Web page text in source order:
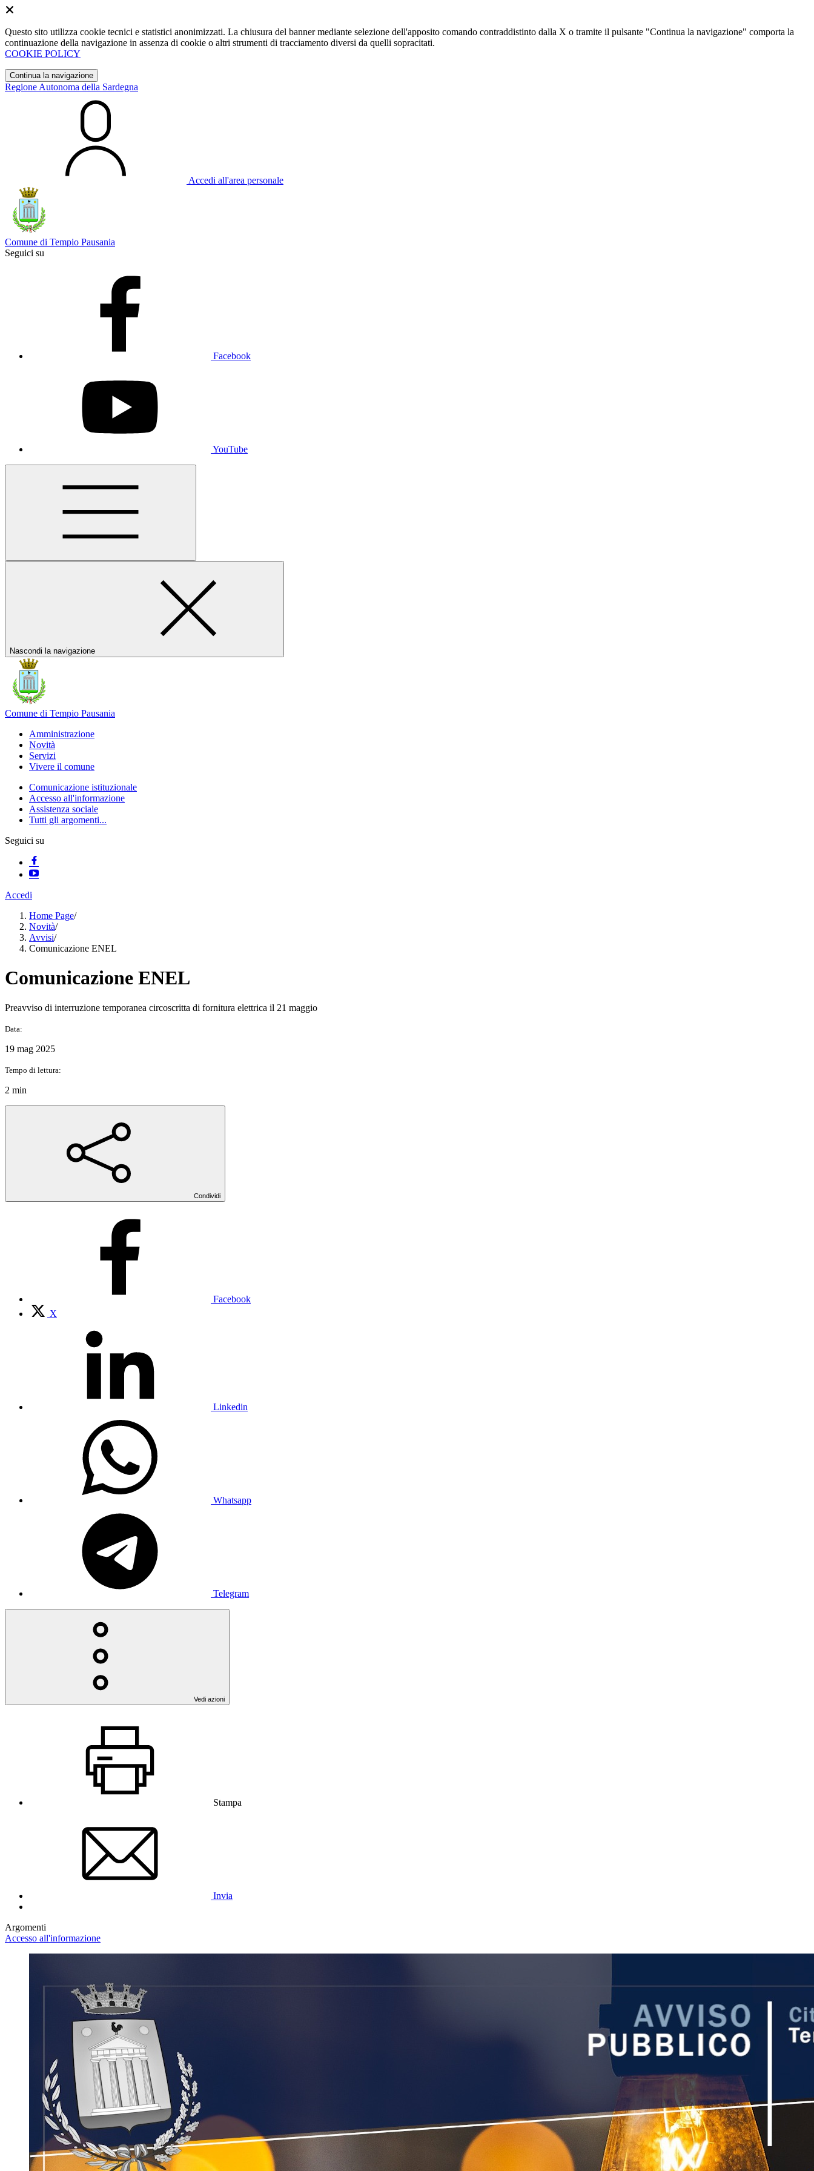
Questo sito utilizza cookie tecnici e statistici anonimizzati. La chiusura del banner mediante selezione dell'apposito comando contraddistinto dalla X o tramite il pulsante "Continua la navigazione" comporta la
continuazione della navigazione in assenza di cookie o altri strumenti di tracciamento diversi da quelli sopracitati.
COOKIE POLICY
Continua la navigazione
Regione Autonoma della Sardegna
Accedi all'area personale
Comune di Tempio Pausania
Seguici su
Facebook
YouTube
Nascondi la navigazione
Comune di Tempio Pausania
Amministrazione
Novità
Servizi
Vivere il comune
Comunicazione istituzionale
Accesso all'informazione
Assistenza sociale
Tutti gli argomenti...
Seguici su
Accedi
Home Page/
Novità/
Avvisi/
Comunicazione ENEL
Comunicazione ENEL
Preavviso di interruzione temporanea circoscritta di fornitura elettrica il 21 maggio
Data:
19 mag 2025
Tempo di lettura:
2 min
Condividi
Facebook
X
Linkedin
Whatsapp
Telegram
Vedi azioni
Stampa
Invia
Argomenti
Accesso all'informazione